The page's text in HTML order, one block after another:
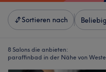
Sortieren nach
8 Salons die anbieten:
paraffinbad in der Nähe von